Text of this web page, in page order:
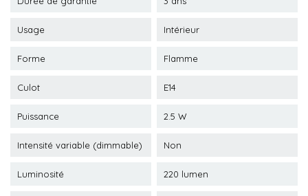
Usage Intérieur
Forme Flamme
Culot E14
Puissance 2.5 W
Intensité variable (dimmable) Non
Luminosité 220 lumen